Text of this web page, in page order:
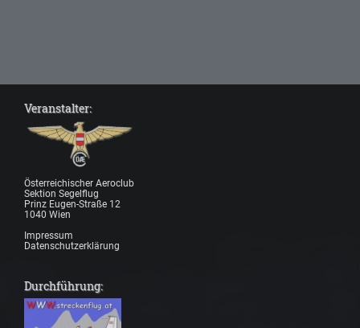
Veranstalter:
Österreichischer Aeroclub
Sektion Segelflug
Prinz Eugen-Straße 12
1040 Wien
Impressum
Datenschutzerklärung
Durchführung: